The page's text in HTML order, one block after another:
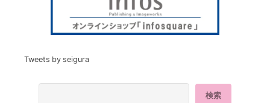
Tweets by seigura